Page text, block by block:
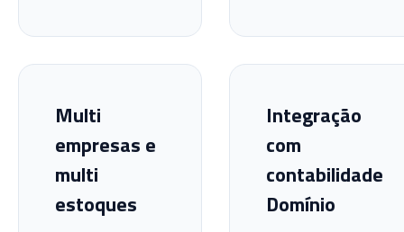
Multi
empresas e
multi
estoques
Integração
com
contabilidade
Domínio